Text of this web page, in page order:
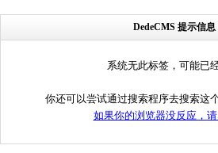
DedeCMS 提示信息
系统无此标签，可能已
你还可以尝试通过搜索程序去搜索这
如果你的浏览器没反应，